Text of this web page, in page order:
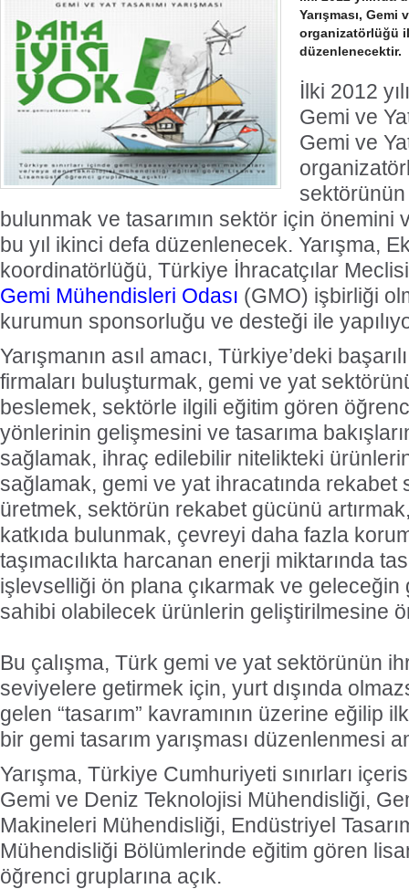
Yarışması, Gemi
organizatörlüğü
düzenlenecektir.
İlki 2012
Gemi ve
Gemi ve
bulunmak ve tasarımın sektör için önemini
bu yıl ikinci defa düzenlenecek. Yarışma,
koordinatörlüğü, Türkiye İhracatçılar
Gemi Mühendisleri Odası (GMO) işbirliği
kurumun sponsorluğu ve desteği ile
Yarışmanın asıl amacı, Türkiye’deki
firmaları buluşturmak, gemi ve yat
beslemek, sektörle ilgili eğitim gören
yönlerinin gelişmesini ve tasarıma
sağlamak, ihraç edilebilir nitelikteki ürünlerin
sağlamak, gemi ve yat ihracatında rekabet
üretmek, sektörün rekabet gücünü
katkıda bulunmak, çevreyi daha fazla
taşımacılıkta harcanan enerji miktarında
işlevselliği ön plana çıkarmak ve geleceğin
sahibi olabilecek ürünlerin geliştirilmesine
Bu çalışma, Türk gemi ve yat sektörünün
seviyelere getirmek için, yurt dışında
gelen “tasarım” kavramının üzerine eğilip
bir gemi tasarım yarışması düzenlenmesi
Yarışma, Türkiye Cumhuriyeti sınırları
Gemi ve Deniz Teknolojisi Mühendisliği,
Makineleri Mühendisliği, Endüstriyel
Mühendisliği Bölümlerinde eğitim gören
öğrenci gruplarına açık.